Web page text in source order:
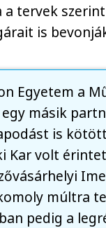
tervek
is
Egyetem a
másik
is
Kar volt
múltra
pedig a